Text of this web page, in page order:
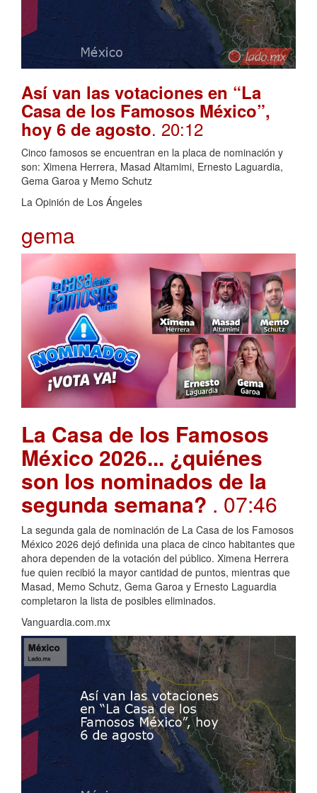
Así van las votaciones en “La
Casa de los Famosos México”,
hoy 6 de agosto. 20:12
Cinco famosos se encuentran en la placa de nominación y
son: Ximena Herrera, Masad Altamimi, Ernesto Laguardia,
Gema Garoa y Memo Schutz
La Opinión de Los Ángeles
gema
La Casa de los Famosos
México 2026... ¿quiénes
son los nominados de la
segunda semana? . 07:46
La segunda gala de nominación de La Casa de los Famosos
México 2026 dejó definida una placa de cinco habitantes que
ahora dependen de la votación del público. Ximena Herrera
fue quien recibió la mayor cantidad de puntos, mientras que
Masad, Memo Schutz, Gema Garoa y Ernesto Laguardia
completaron la lista de posibles eliminados.
Vanguardia.com.mx